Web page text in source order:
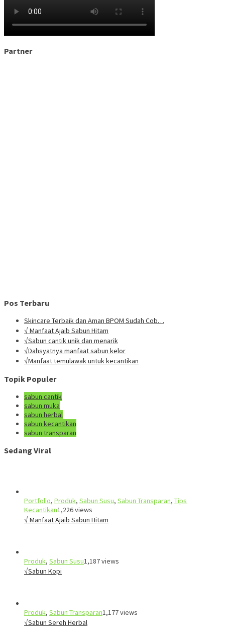
Partner
Pos Terbaru
Skincare Terbaik dan Aman BPOM Sudah Cob…
√ Manfaat Ajaib Sabun Hitam
√Sabun cantik unik dan menarik
√Dahsyatnya manfaat sabun kelor
√Manfaat temulawak untuk kecantikan
Topik Populer
sabun cantik
sabun muka
sabun herbal
sabun kecantikan
sabun transparan
Sedang Viral
Portfolio, Produk, Sabun Susu, Sabun Transparan, Tips
Kecantikan1,226 views
√ Manfaat Ajaib Sabun Hitam
Produk, Sabun Susu1,187 views
√Sabun Kopi
Produk, Sabun Transparan1,177 views
√Sabun Sereh Herbal